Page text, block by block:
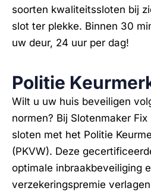
soorten kwaliteitssloten bij
slot ter plekke. Binnen 30
uw deur, 24 uur per dag!
Politie
Wilt u uw huis beveiligen
normen? Bij Slotenmaker
sloten met het Politie
(PKVW). Deze
optimale inbraakbeveiliging
verzekeringspremie